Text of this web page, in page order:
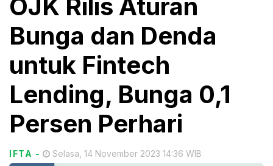
OJK Rilis Aturan
Bunga dan Denda
untuk Fintech
Lending, Bunga 0,1
Persen Perhari
IFTA - Selasa, 14 November 2023 14:36 WIB